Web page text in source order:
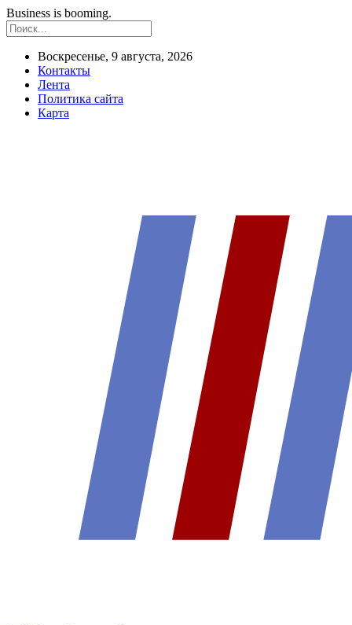
Business is booming.
Воскресенье, 9 августа, 2026
Контакты
Лента
Политика сайта
Карта